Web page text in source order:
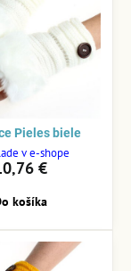
Pieles biele
v e-shope
€
košíka